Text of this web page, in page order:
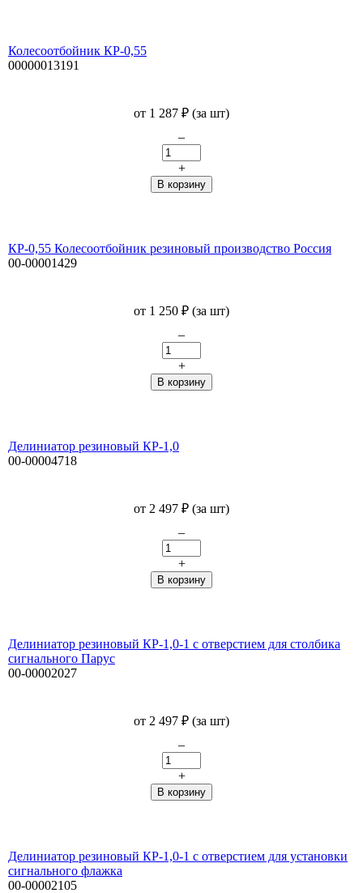
Колесоотбойник КР-0,55
00000013191
от 1 287 ₽ (за шт)
–
+
КР-0,55 Колесоотбойник резиновый производство Россия
00-00001429
от 1 250 ₽ (за шт)
–
+
Делиниатор резиновый КР-1,0
00-00004718
от 2 497 ₽ (за шт)
–
+
Делиниатор резиновый КР-1,0-1 с отверстием для столбика
сигнального Парус
00-00002027
от 2 497 ₽ (за шт)
–
+
Делиниатор резиновый КР-1,0-1 с отверстием для установки
сигнального флажка
00-00002105